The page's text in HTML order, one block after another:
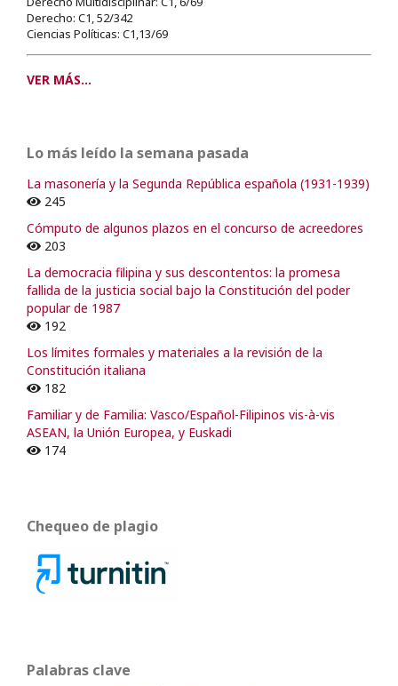
Derecho: C1, 52/342
Ciencias Políticas: C1,13/69
VER MÁS...
Lo más leído la semana pasada
La masonería y la Segunda República española (1931-1939)
245
Cómputo de algunos plazos en el concurso de acreedores
203
La democracia filipina y sus descontentos: la promesa
fallida de la justicia social bajo la Constitución del poder
popular de 1987
192
Los límites formales y materiales a la revisión de la
Constitución italiana
182
Familiar y de Familia: Vasco/Español-Filipinos vis-à-vis
ASEAN, la Unión Europea, y Euskadi
174
Chequeo de plagio
Palabras clave